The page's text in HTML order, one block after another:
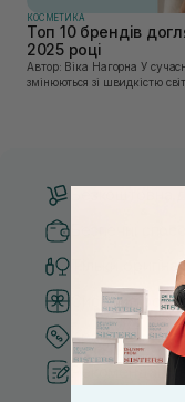
КОСМЕТИКА
Топ 10 брендів
2025 році
Автор: Віка Нагорна У сучасному світі, де тренди
змінюються зі швидкістю
Безкоштовна
Безпечні
Тільки
Система
Кращі ціни та
Рекомендації